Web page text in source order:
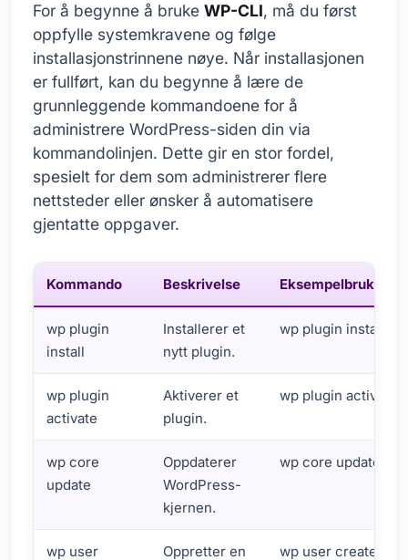
For å begynne å bruke WP-CLI, må du først
oppfylle systemkravene og følge
installasjonstrinnene nøye. Når installasjonen
er fullført, kan du begynne å lære de
grunnleggende kommandoene for å
administrere WordPress-siden din via
kommandolinjen. Dette gir en stor fordel,
spesielt for dem som administrerer flere
nettsteder eller ønsker å automatisere
gjentatte oppgaver.
Kommando Beskrivelse Eksempelbruk
wp plugin
install
Installerer et
nytt plugin.
wp plugin install
wp plugin
activate
Aktiverer et
plugin.
wp plugin activate
wp core
update
Oppdaterer
WordPress-
kjernen.
wp core update
wp user Oppretter en wp user create --